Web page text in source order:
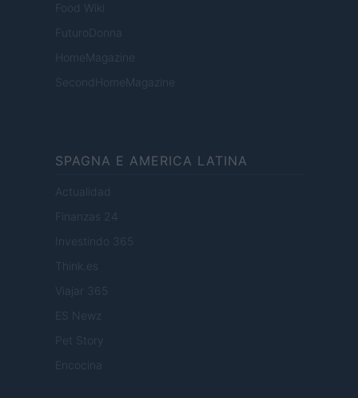
Food Wiki
FuturoDonna
HomeMagazine
SecondHomeMagazine
SPAGNA E AMERICA LATINA
Actualidad
Finanzas 24
Investindo 365
Think.es
Viajar 365
ES Newz
Pet Story
Encocina